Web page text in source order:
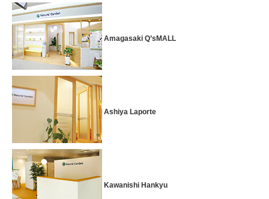
Amagasaki Q’sMALL
Ashiya Laporte
Kawanishi Hankyu